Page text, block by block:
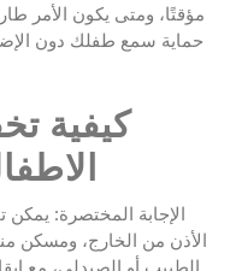
مؤقتًا، ومتى يكون الأمر
حماية سمع طفلك دون
كيفية
الإجابة المختصرة: يمكن
الأذن من الخارج، ومسكن